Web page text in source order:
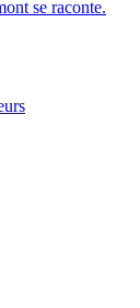
se raconte.